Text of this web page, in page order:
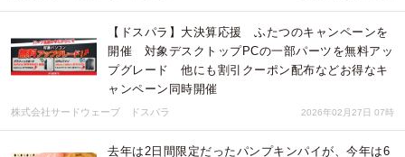
【ドスパラ】大決算応援 ふたつのキャンペーンを
開催 対象デスクトップPCの一部パーツを無料アッ
プグレード 他にも割引クーポン配布などお得なキ
ャンペーン同時開催
株式会社サードウェーブ ドスパラ 2026年02月27日 07時
去年は2日間限定だったパンプキンパイが、今年は6